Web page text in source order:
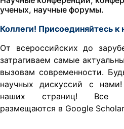
ученых, научные форумы.
Коллеги! Присоединяйтесь
От всероссийских до
затрагиваем самые
вызовам современности.
научных дискуссий с
наших страниц! Все
размещаются в Google